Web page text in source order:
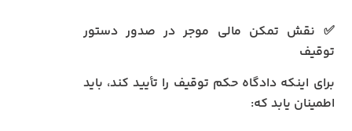
✅ نقش تمکن مالی موجر در صدور دستور
توقیف
برای اینکه دادگاه حکم توقیف را تأیید کند، باید
اطمینان یابد که: